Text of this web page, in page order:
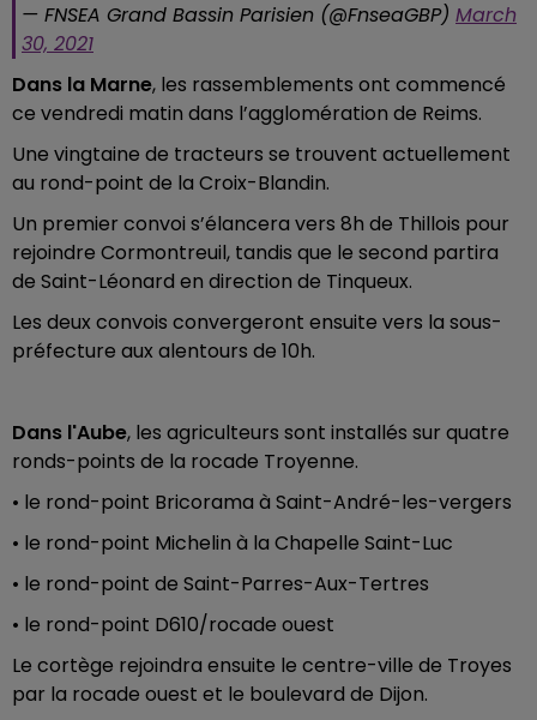
— FNSEA Grand Bassin Parisien (@FnseaGBP) March
30, 2021
Dans la Marne, les rassemblements ont commencé
ce vendredi matin dans l’agglomération de Reims.
Une vingtaine de tracteurs se trouvent actuellement
au rond-point de la Croix-Blandin.
Un premier convoi s’élancera vers 8h de Thillois pour
rejoindre Cormontreuil, tandis que le second partira
de Saint-Léonard en direction de Tinqueux.
Les deux convois convergeront ensuite vers la sous-
préfecture aux alentours de 10h.
Dans l'Aube, les agriculteurs sont installés sur quatre
ronds-points de la rocade Troyenne.
• le rond-point Bricorama à Saint-André-les-vergers
• le rond-point Michelin à la Chapelle Saint-Luc
• le rond-point de Saint-Parres-Aux-Tertres
• le rond-point D610/rocade ouest
Le cortège rejoindra ensuite le centre-ville de Troyes
par la rocade ouest et le boulevard de Dijon.